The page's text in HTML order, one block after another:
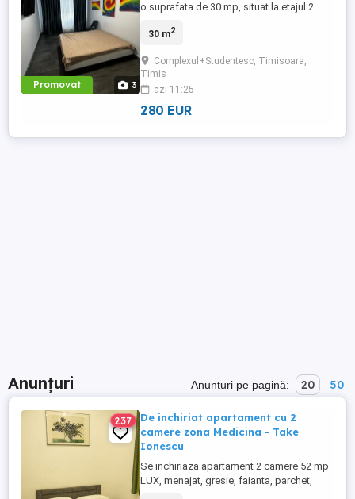
Promovat 3
o suprafata de 30 mp, situat la etajul 2.
Complexului Studentesc, 3 minute pana la
30 m2
Complexul+Studentesc, Timisoara,
Timis
azi 11:25
280 EUR
Anunțuri Anunțuri pe pagină: 20 50
237
De inchiriat apartament cu 2
camere zona Medicina - Take
Ionescu
Se inchiriaza apartament 2 camere 52 mp
LUX, menajat, gresie, faianta, parchet,